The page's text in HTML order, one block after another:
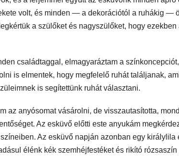
volt, és minden — a dekorációtól a ruhákig —
a szülőket és nagyszülőket, hogy
családtaggal, elmagyaráztam a
is elmentek, hogy megfelelő ruhát találjanak,
is segítettünk ruhát választani.
az anyósomat vásárolni, de visszautasította,
Az esküvő előtti este anyukám
Az esküvő napján azonban egy királylila
élénk kék szemhéjfestéket és rikító